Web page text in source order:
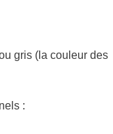
gris (la couleur des
: